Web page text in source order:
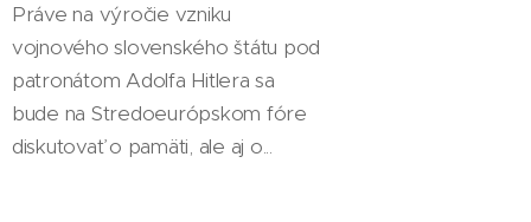
Práve na výročie vzniku
vojnového slovenského štátu pod
patronátom Adolfa Hitlera sa
bude na Stredoeurópskom fóre
diskutovať o pamäti, ale aj o...